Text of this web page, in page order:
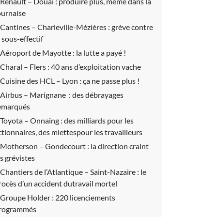
Cantines – Charleville-Mézières : grève contre
sous-effectif
Aéroport de Mayotte : la lutte a payé !
Charal – Flers : 40 ans d’exploitation vache
Cuisine des HCL – Lyon : ça ne passe plus !
Airbus – Marignane : des débrayages
Toyota – Onnaing : des milliards pour les
des miettespour les travailleurs
Motherson – Gondecourt : la direction craint
grévistes
Chantiers de l’Atlantique – Saint-Nazaire : le
d’un accident dutravail mortel
Groupe Holder : 220 licenciements